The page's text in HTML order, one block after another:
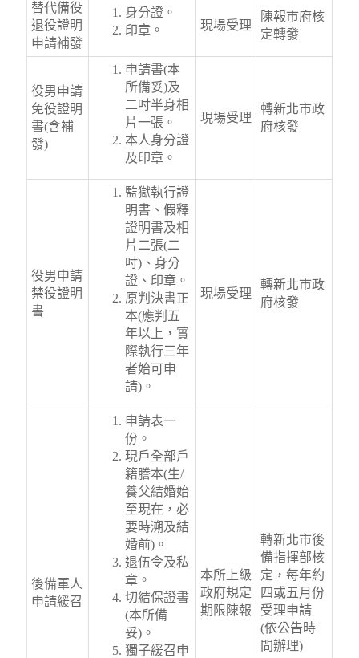
替代備役
退役證明
申請補發
身分證。
印章。
現場受理
陳報市府核
定轉發
役男申請
免役證明
書(含補
發)
申請書(本
所備妥)及
二吋半身相
片一張。
本人身分證
及印章。
現場受理
轉新北市政
府核發
役男申請
禁役證明
書
監獄執行證
明書、假釋
證明書及相
片二張(二
吋)、身分
證、印章。
原判決書正
本(應判五
年以上，實
際執行三年
者始可申
請)。
現場受理
轉新北市政
府核發
後備軍人
申請緩召
申請表一
份。
現戶全部戶
籍謄本(生/
養父結婚始
至現在，必
要時溯及結
婚前)。
退伍令及私
章。
切結保證書
(本所備
妥)。
獨子緩召申
本所上級
政府規定
期限陳報
轉新北市後
備指揮部核
定，每年約
四或五月份
受理申請
(依公告時
間辦理)